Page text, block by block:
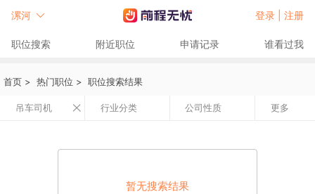
漯河 登录 | 注册
职位搜索 附近职位 申请记录 谁看过我
首页 > 热门职位 > 职位搜索结果
吊车司机 行业分类 公司性质 更多
暂无搜索结果